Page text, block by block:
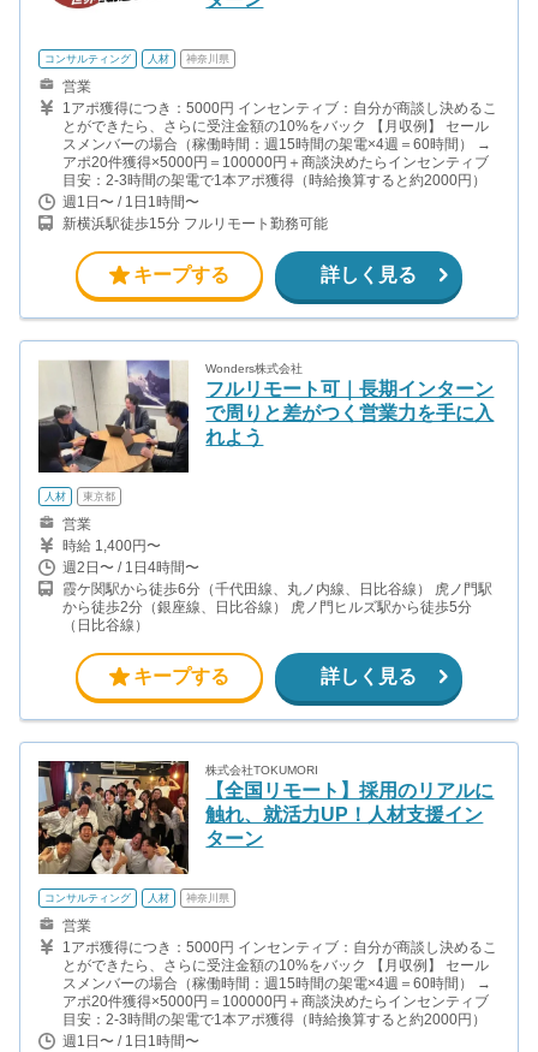
コンサルティング 人材 神奈川県
営業
1アポ獲得につき：5000円 インセンティブ：自分が商談し決めるこ
とができたら、さらに受注金額の10%をバック 【月収例】 セール
スメンバーの場合（稼働時間：週15時間の架電×4週＝60時間） →
アポ20件獲得×5000円＝100000円＋商談決めたらインセンティブ
目安：2-3時間の架電で1本アポ獲得（時給換算すると約2000円）
週1日〜 / 1日1時間〜
新横浜駅徒歩15分 フルリモート勤務可能
キープする 詳しく見る
Wonders株式会社
フルリモート可｜長期インターン
で周りと差がつく営業力を手に入
れよう
人材 東京都
営業
時給 1,400円〜
週2日〜 / 1日4時間〜
霞ケ関駅から徒歩6分（千代田線、丸ノ内線、日比谷線） 虎ノ門駅
から徒歩2分（銀座線、日比谷線） 虎ノ門ヒルズ駅から徒歩5分
（日比谷線）
キープする 詳しく見る
株式会社TOKUMORI
【全国リモート】採用のリアルに
触れ、就活力UP！人材支援イン
ターン
コンサルティング 人材 神奈川県
営業
1アポ獲得につき：5000円 インセンティブ：自分が商談し決めるこ
とができたら、さらに受注金額の10%をバック 【月収例】 セール
スメンバーの場合（稼働時間：週15時間の架電×4週＝60時間） →
アポ20件獲得×5000円＝100000円＋商談決めたらインセンティブ
目安：2-3時間の架電で1本アポ獲得（時給換算すると約2000円）
週1日〜 / 1日1時間〜